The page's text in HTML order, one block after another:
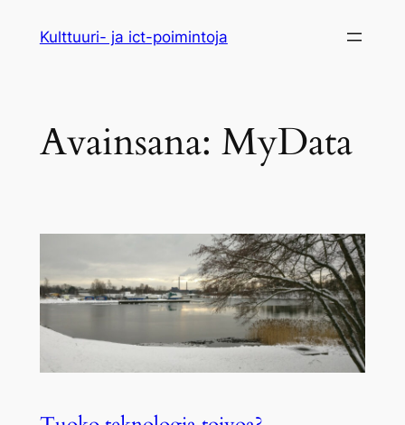
sisältöön
Kulttuuri- ja ict-poimintoja
Avainsana: MyData